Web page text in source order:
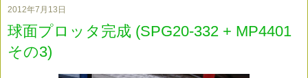
2012年7月13日
球面プロッタ完成 (SPG20-332 + MP4401
その3)